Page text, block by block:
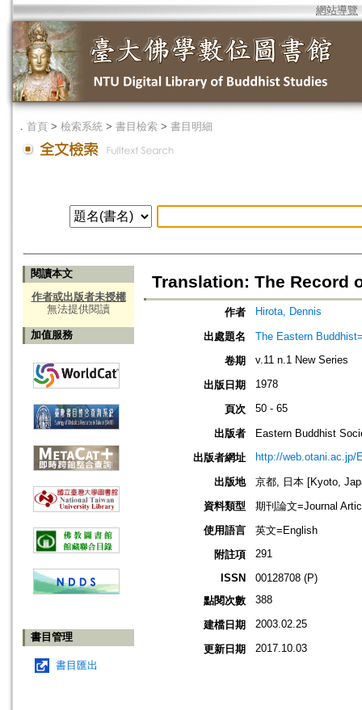
網站導覽
． 首頁 > 檢索系統 > 書目檢索 > 書目明細
閱讀本文
作者或出版者未授權
無法提供閱讀
加值服務
書目管理
書目匯出
Translation: The Record
作者 Hirota, Dennis
出處題名
The Eastern
卷期
v.11 n.1 New Series
出版日期 1978
頁次 50 - 65
出版者
Eastern Buddhist
出版者網址
http://web.otani.ac.jp/
出版地
京都, 日本 [Kyoto,
資料類型
期刊論文=Journal
使用語言
英文=English
附註項
291
ISSN
00128708 (P)
點閱次數
388
建檔日期 2003.02.25
更新日期 2017.10.03